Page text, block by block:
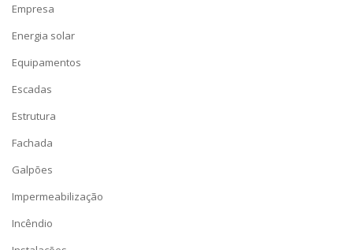
Empresa
Energia solar
Equipamentos
Escadas
Estrutura
Fachada
Galpões
Impermeabilização
Incêndio